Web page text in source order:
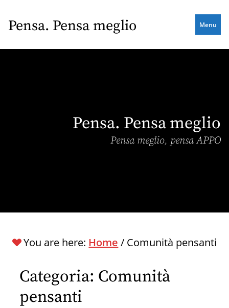
to
content
Pensa. Pensa meglio Menu
Pensa. Pensa meglio
Pensa meglio, pensa APPO
You are here: Home / Comunità pensanti
Categoria: Comunità
pensanti